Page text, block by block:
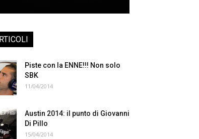
Piste con la ENNE!!! Non solo
SBK
11/04/2014
Austin 2014: il punto di Giovanni
Di Pillo
15/04/2014